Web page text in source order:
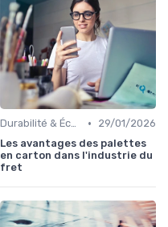
Durabilité & Écologie •
29/01/2026
Les avantages des palettes
en carton dans l'industrie du
fret